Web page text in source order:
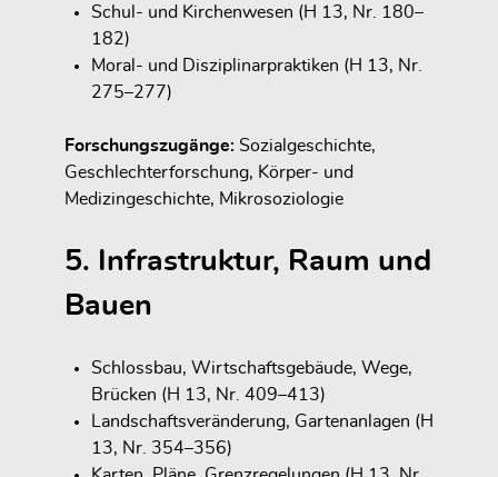
Schul- und Kirchenwesen (H 13, Nr. 180–
182)
Moral- und Disziplinarpraktiken (H 13, Nr.
275–277)
Forschungszugänge: Sozialgeschichte,
Geschlechterforschung, Körper- und
Medizingeschichte, Mikrosoziologie
5. Infrastruktur, Raum und
Bauen
Schlossbau, Wirtschaftsgebäude, Wege,
Brücken (H 13, Nr. 409–413)
Landschaftsveränderung, Gartenanlagen (H
13, Nr. 354–356)